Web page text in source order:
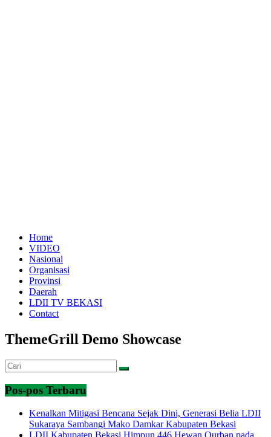
Home
VIDEO
Nasional
Organisasi
Provinsi
Daerah
LDII TV BEKASI
Contact
ThemeGrill Demo Showcase
Pos-pos Terbaru
Kenalkan Mitigasi Bencana Sejak Dini, Generasi Belia LDII
Sukaraya Sambangi Mako Damkar Kabupaten Bekasi